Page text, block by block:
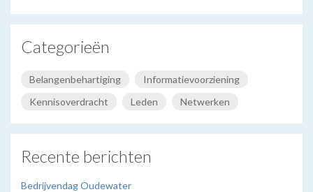
Categorieën
Belangenbehartiging
Informatievoorziening
Kennisoverdracht
Leden Netwerken
Recente berichten
Bedrijvendag Oudewater